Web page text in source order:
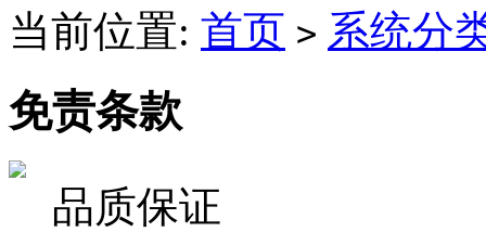
当前位置: 首页 > 系统分
免责条款
品质保证